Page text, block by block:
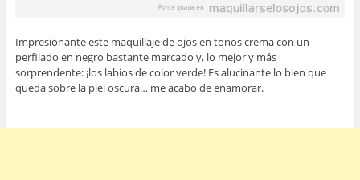
Impresionante este maquillaje de ojos en tonos crema con un
perfilado en negro bastante marcado y, lo mejor y más
sorprendente: ¡los labios de color verde! Es alucinante lo bien que
queda sobre la piel oscura… me acabo de enamorar.